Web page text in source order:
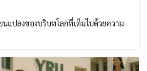
นแปลงของบริบทโลกที่เต็มไปด้วยความ